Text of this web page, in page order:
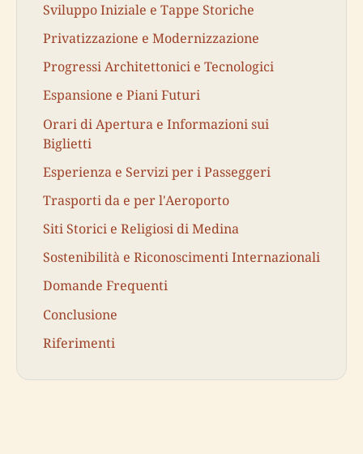
Sviluppo Iniziale e Tappe Storiche
Privatizzazione e Modernizzazione
Progressi Architettonici e Tecnologici
Espansione e Piani Futuri
Orari di Apertura e Informazioni sui
Biglietti
Esperienza e Servizi per i Passeggeri
Trasporti da e per l'Aeroporto
Siti Storici e Religiosi di Medina
Sostenibilità e Riconoscimenti Internazionali
Domande Frequenti
Conclusione
Riferimenti